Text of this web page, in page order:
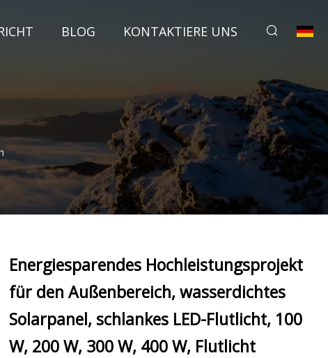
BLOG KONTAKTIERE UNS
Energiesparendes Hochleistungsprojekt
für den Außenbereich, wasserdichtes
Solarpanel, schlankes LED-Flutlicht, 100
W, 200 W, 300 W, 400 W, Flutlicht